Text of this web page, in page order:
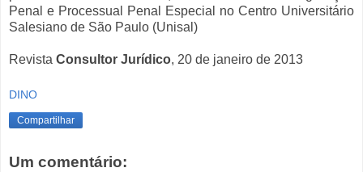
Penal e Processual Penal Especial no Centro Universitário
Salesiano de São Paulo (Unisal)
Revista Consultor Jurídico, 20 de janeiro de 2013
DINO
Compartilhar
Um comentário: